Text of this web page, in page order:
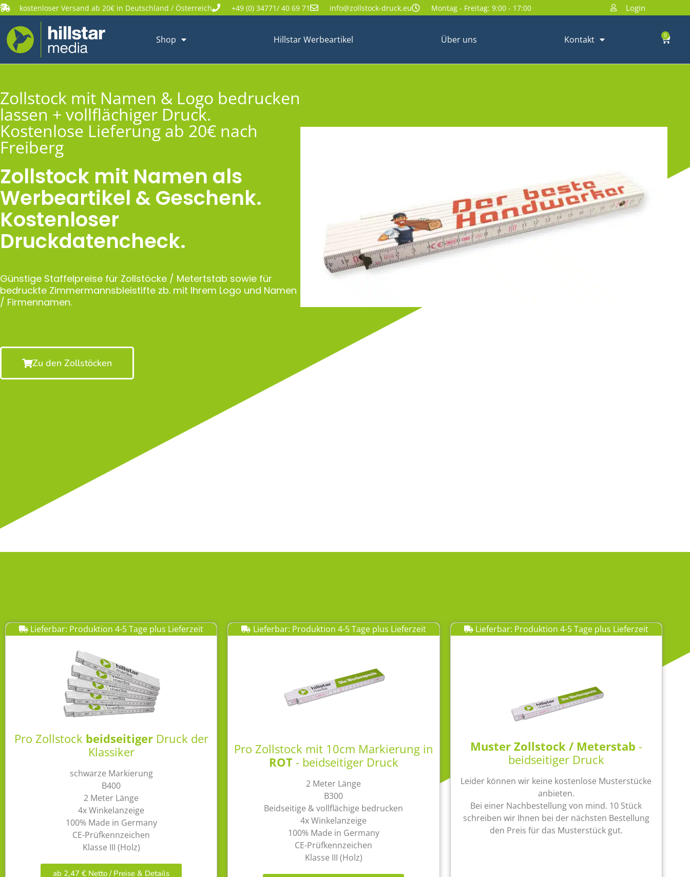
kostenloser Versand ab 20€ in Deutschland / Österreich +49 (0) 34771/ 40 69 71 info@zollstock-druck.eu Montag - Freitag: 9:00 - 17:00 Login
Shop Hillstar Werbeartikel Über uns Kontakt 0
Zollstock mit Namen & Logo bedrucken
lassen + vollflächiger Druck.
Kostenlose Lieferung ab 20€ nach
Freiberg
Zollstock mit Namen als
Werbeartikel & Geschenk.
Kostenloser
Druckdatencheck.
Günstige Staffelpreise für Zollstöcke / Metertstab sowie für
bedruckte Zimmermannsbleistifte zb. mit Ihrem Logo und Namen
/ Firmennamen.
Zu den Zollstöcken
Lieferbar: Produktion 4-5 Tage plus Lieferzeit
Pro Zollstock beidseitiger Druck der
Klassiker
schwarze Markierung
B400
2 Meter Länge
4x Winkelanzeige
100% Made in Germany
CE-Prüfkennzeichen
Klasse III (Holz)
ab 2,47 € Netto / Preise & Details
Lieferbar: Produktion 4-5 Tage plus Lieferzeit
Pro Zollstock mit 10cm Markierung in
ROT- beidseitiger Druck
2 Meter Länge
B300
Beidseitige & vollflächige bedrucken
4x Winkelanzeige
100% Made in Germany
CE-Prüfkennzeichen
Klasse III (Holz)
Lieferbar: Produktion 4-5 Tage plus Lieferzeit
Muster Zollstock / Meterstab -
beidseitiger Druck
Leider können wir keine kostenlose Musterstücke
anbieten.
Bei einer Nachbestellung von mind. 10 Stück
schreiben wir Ihnen bei der nächsten Bestellung
den Preis für das Musterstück gut.